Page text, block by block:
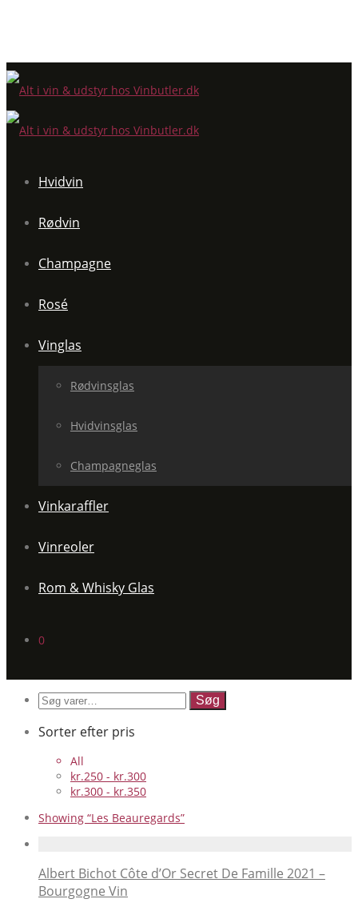
Hvidvin
Rødvin
Champagne
Rosé
Vinglas
Rødvinsglas
Hvidvinsglas
Champagneglas
Vinkaraffler
Vinreoler
Rom & Whisky Glas
0
Søg
efter:
Sorter efter pris
All
kr.250 - kr.300
kr.300 - kr.350
Showing “Les Beauregards”
Albert Bichot Côte d’Or Secret De Famille 2021 –
Bourgogne Vin